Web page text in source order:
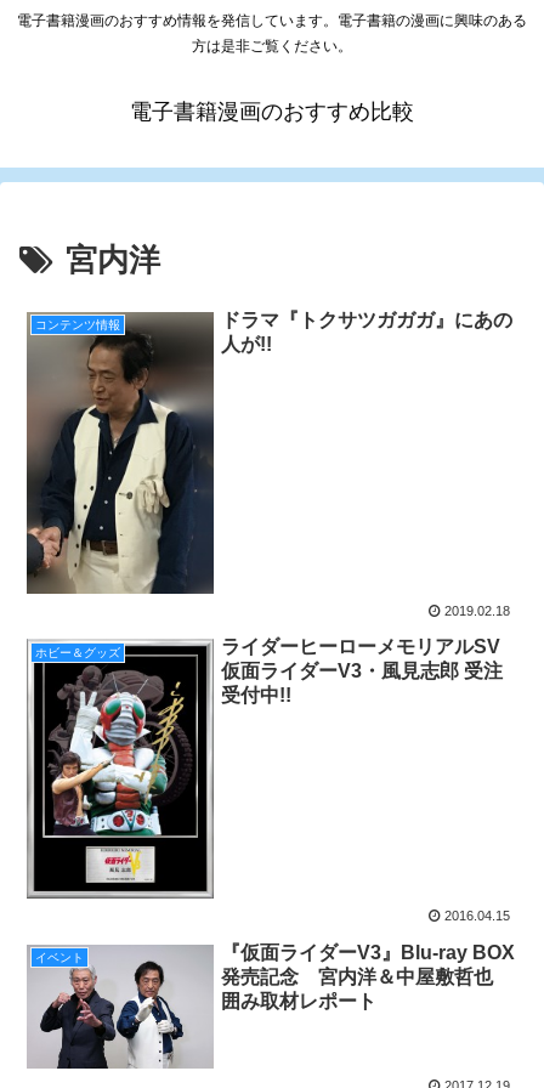
電子書籍漫画のおすすめ情報を発信しています。電子書籍の漫画に興味のある
方は是非ご覧ください。
電子書籍漫画のおすすめ比較
宮内洋
コンテンツ情報
ドラマ『トクサツガガガ』にあの
人が!!
2019.02.18
ホビー＆グッズ
ライダーヒーローメモリアルSV
仮面ライダーV3・風見志郎 受注
受付中!!
2016.04.15
イベント
『仮面ライダーV3』Blu-ray BOX
発売記念 宮内洋＆中屋敷哲也
囲み取材レポート